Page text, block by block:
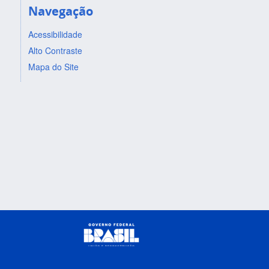
Navegação
Acessibilidade
Alto Contraste
Mapa do Site